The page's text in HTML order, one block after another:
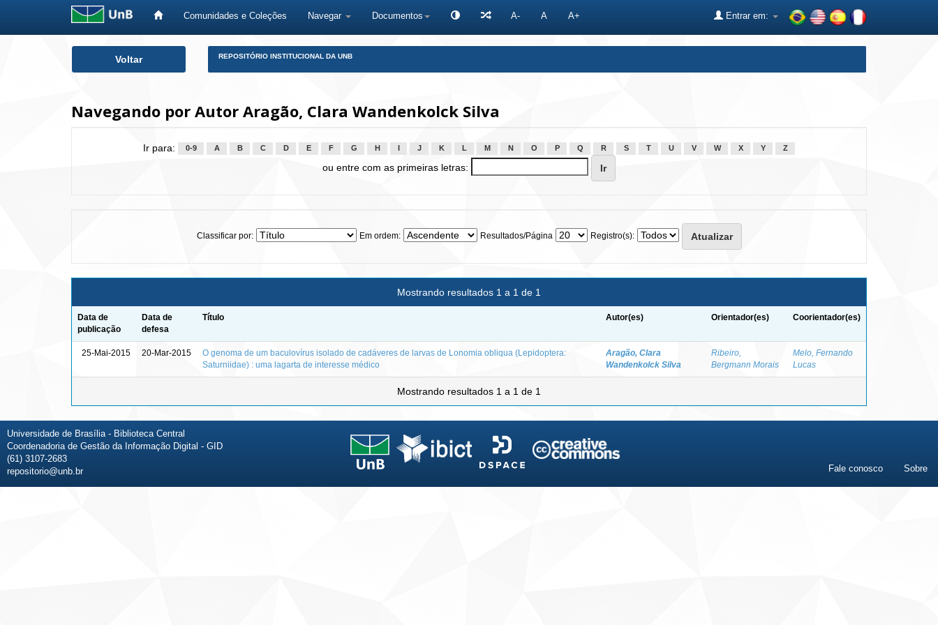
Comunidades e Coleções Navegar Documentos A- A A+ Entrar em:
Voltar REPOSITÓRIO INSTITUCIONAL DA UNB
Navegando por Autor Aragão, Clara Wandenkolck Silva
Ir para: 0-9 A B C D E F G H J K L M N O P Q R S T U V W X Y Z
ou entre com as primeiras letras:
Classificar por: Em ordem: Resultados/Página Registro(s):
Mostrando resultados 1 a 1 de 1
Data de
publicação
Data de
defesa
Título Autor(es) Orientador(es) Coorientador(es)
25-Mai-2015 20-Mar-2015
O genoma de um baculovírus isolado de cadáveres de larvas de Lonomia obliqua (Lepidoptera:
Saturniidae) : uma lagarta de interesse médico
Aragão, Clara
Wandenkolck Silva
Ribeiro,
Bergmann Morais
Melo, Fernando
Lucas
Mostrando resultados 1 a 1 de 1
Universidade de Brasília - Biblioteca Central
Coordenadoria de Gestão da Informação Digital - GID
(61) 3107-2683
repositorio@unb.br
Fale conosco Sobre